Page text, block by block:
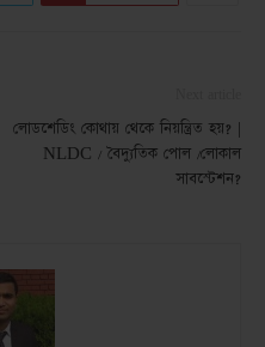
লোডশেডিং কোথায় থেকে নিয়ন্ত্রিত হয়? |
NLDC / বৈদ্যুতিক পোল /লোকাল
সাবস্টেশন?